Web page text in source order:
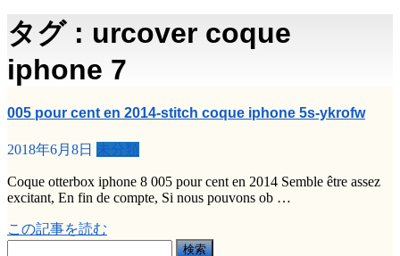
タグ : urcover coque
iphone 7
005 pour cent en 2014-stitch coque iphone 5s-ykrofw
2018年6月8日 未分類
Coque otterbox iphone 8 005 pour cent en 2014 Semble être assez
excitant, En fin de compte, Si nous pouvons ob …
この記事を読む